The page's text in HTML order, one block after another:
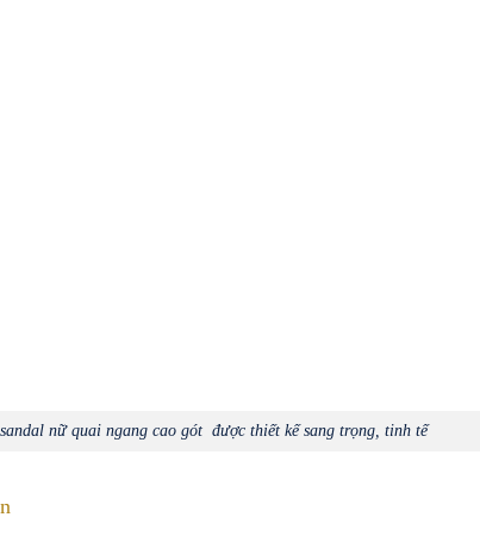
nữ quai ngang cao gót được thiết kế sang trọng, tinh tế